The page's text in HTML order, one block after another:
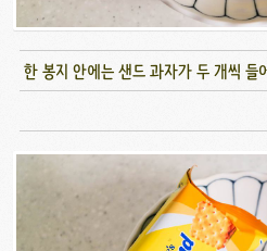
한 봉지 안에는 샌드 과자가 두 개씩 들